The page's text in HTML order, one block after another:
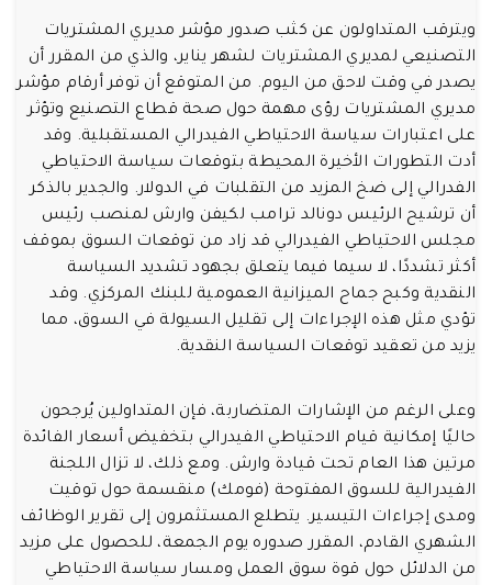
ويترقب المتداولون عن كثب صدور مؤشر مديري المشتريات
التصنيعي لمديري المشتريات لشهر يناير، والذي من المقرر أن
يصدر في وقت لاحق من اليوم. من المتوقع أن توفر أرقام مؤشر
مديري المشتريات رؤى مهمة حول صحة قطاع التصنيع وتؤثر
على اعتبارات سياسة الاحتياطي الفيدرالي المستقبلية. وقد
أدت التطورات الأخيرة المحيطة بتوقعات سياسة الاحتياطي
الفدرالي إلى ضخ المزيد من التقلبات في الدولار. والجدير بالذكر
أن ترشيح الرئيس دونالد ترامب لكيفن وارش لمنصب رئيس
مجلس الاحتياطي الفيدرالي قد زاد من توقعات السوق بموقف
أكثر تشددًا، لا سيما فيما يتعلق بجهود تشديد السياسة
النقدية وكبح جماح الميزانية العمومية للبنك المركزي. وقد
تؤدي مثل هذه الإجراءات إلى تقليل السيولة في السوق، مما
يزيد من تعقيد توقعات السياسة النقدية.
وعلى الرغم من الإشارات المتضاربة، فإن المتداولين يُرجحون
حاليًا إمكانية قيام الاحتياطي الفيدرالي بتخفيض أسعار الفائدة
مرتين هذا العام تحت قيادة وارش. ومع ذلك، لا تزال اللجنة
الفيدرالية للسوق المفتوحة (فومك) منقسمة حول توقيت
ومدى إجراءات التيسير. يتطلع المستثمرون إلى تقرير الوظائف
الشهري القادم، المقرر صدوره يوم الجمعة، للحصول على مزيد
من الدلائل حول قوة سوق العمل ومسار سياسة الاحتياطي